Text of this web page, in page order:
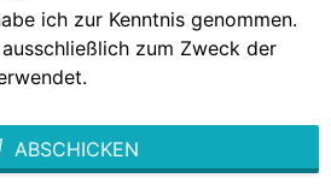
ich zur Kenntnis genommen.
zum Zweck der
ABSCHICKEN